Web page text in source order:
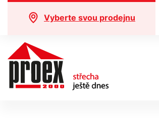
Vyberte svou prodejnu